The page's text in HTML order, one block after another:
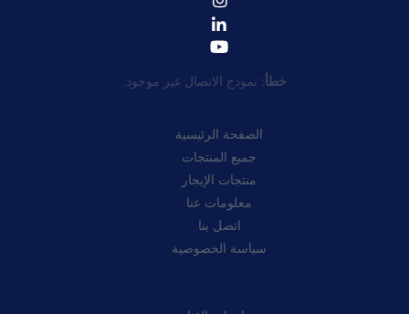
خطأ: نموذج الاتصال غير موجود.
الصفحة الرئيسية
جميع المنتجات
منتجات الإيجار
معلومات عنا
اتصل بنا
سياسة الخصوصية